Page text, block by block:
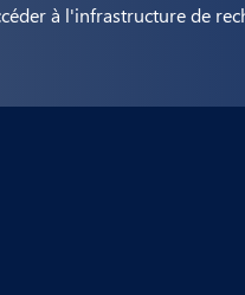
à l'infrastructure de